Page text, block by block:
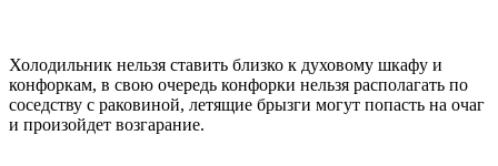
Холодильник нельзя ставить близко к духовому шкафу и
конфоркам, в свою очередь конфорки нельзя располагать по
соседству с раковиной, летящие брызги могут попасть на очаг
и произойдет возгарание.